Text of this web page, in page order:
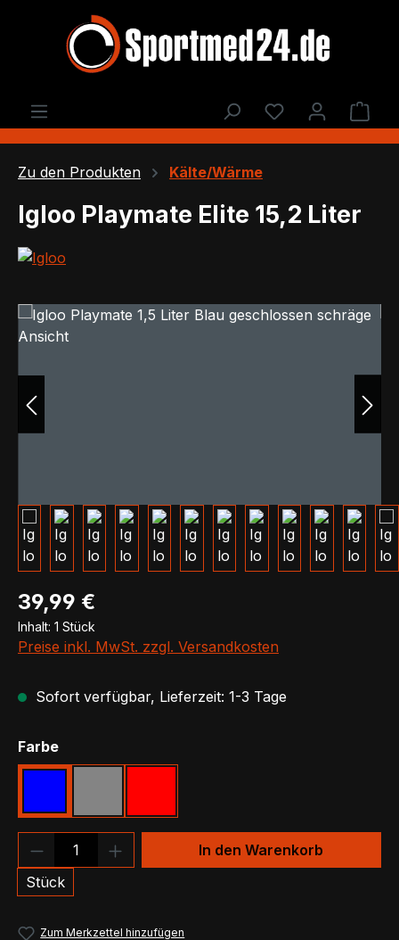
Zum Hauptinhalt springen
Du hast 0
Zu den Produkten Kälte/Wärme
Igloo Playmate Elite 15,2 Liter
Bildergalerie überspringen
Regulärer Preis:
39,99 €
Inhalt: 1 Stück
Preise inkl. MwSt. zzgl. Versandkosten
Sofort verfügbar, Lieferzeit: 1-3 Tage
Farbeauswählen
Produkt Anzahl: Gib den
Stück
In den Warenkorb
Zum Merkzettel hinzufügen